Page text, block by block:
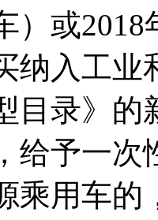
）或
纳入工业
目录》的
给予一次
乘用车的